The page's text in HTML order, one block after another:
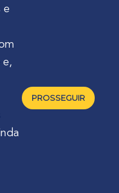
| Campo Largo -
e
e,
PROSSEGUIR